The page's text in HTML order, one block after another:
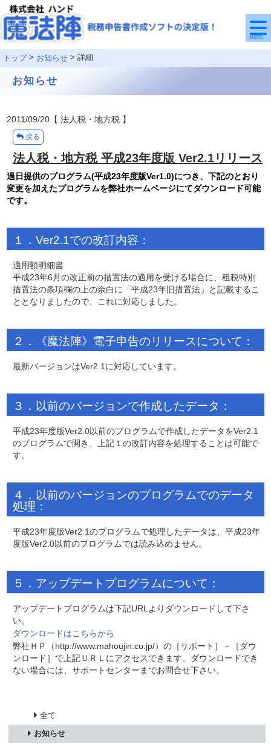
MENU
トップ> お知らせ > 詳細
お知らせ
2011/09/20 【 法人税・地方税 】
戻る
法人税・地方税 平成23年度版 Ver2.1リリース
過日提供のプログラム(平成23年度版Ver1.0)につき、下記のとおり
変更を加えたプログラムを弊社ホームページにてダウンロード可能
です。
１．Ver2.1での改訂内容：
適用額明細書
平成23年6月の改正前の措置法の適用を受ける場合に、租税特別
措置法の条項欄の上の余白に「平成23年旧措置法」と記載するこ
ととなりましたので、これに対応しました。
２．《魔法陣》電子申告のリリースについて：
最新バージョンはVer2.1に対応しています。
３．以前のバージョンで作成したデータ：
平成23年度版Ver2.0以前のプログラムで作成したデータをVer2.1
のプログラムで開き、上記１の改訂内容を処理することは可能で
す。
４．以前のバージョンのプログラムでのデータ
処理：
平成23年度版Ver2.1のプログラムで処理したデータは、平成23年
度版Ver2.0以前のプログラムでは読み込めません。
５．アップデートプログラムについて：
アップデートプログラムは下記URLよりダウンロードして下さ
い。
ダウンロードはこちらから
弊社ＨＰ（http://www.mahoujin.co.jp/）の［サポート］－［ダウ
ンロード］で上記ＵＲＬにアクセスできます。ダウンロードでき
ない場合には、サポートセンターまでお問合せ下さい。
全て
お知らせ